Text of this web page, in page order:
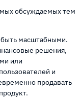
обсуждаемых тем
быть масштабными.
решения,
или
и
продавать